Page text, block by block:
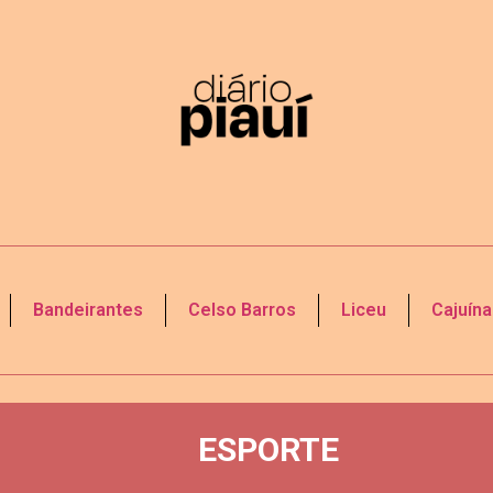
Bandeirantes Celso Barros Liceu Cajuína
ESPORTE